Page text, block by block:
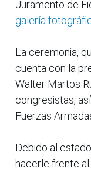
Juramento de
galería
La ceremonia,
cuenta con la
Walter Martos
congresistas,
Fuerzas
Debido al
hacerle frente